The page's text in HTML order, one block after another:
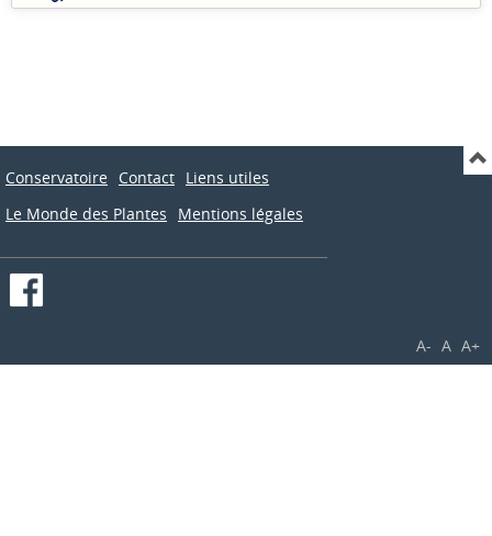
Conservatoire Contact Liens utiles
Le Monde des Plantes
Mentions légales
A- A A+